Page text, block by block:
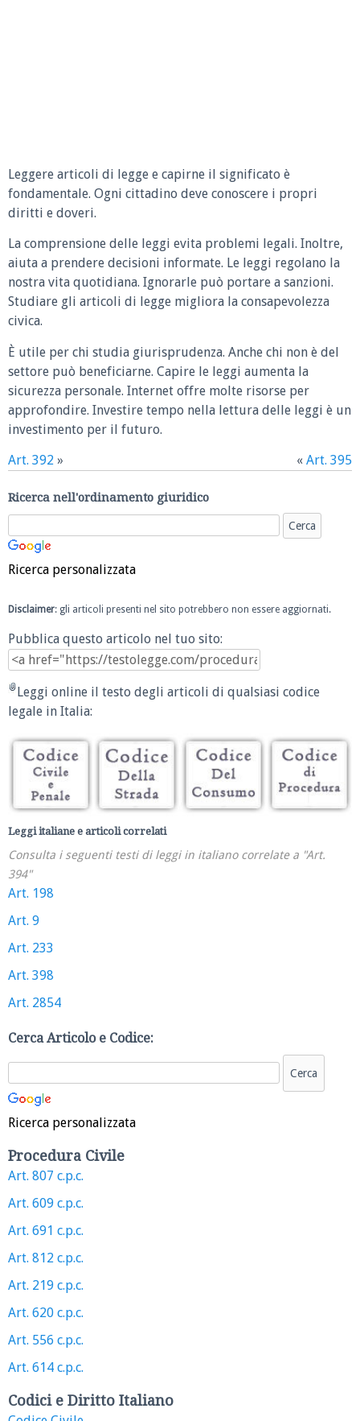
Leggere articoli di legge e capirne il significato è
fondamentale. Ogni cittadino deve conoscere i propri
diritti e doveri.
La comprensione delle leggi evita problemi legali. Inoltre,
aiuta a prendere decisioni informate. Le leggi regolano la
nostra vita quotidiana. Ignorarle può portare a sanzioni.
Studiare gli articoli di legge migliora la consapevolezza
civica.
È utile per chi studia giurisprudenza. Anche chi non è del
settore può beneficiarne. Capire le leggi aumenta la
sicurezza personale. Internet offre molte risorse per
approfondire. Investire tempo nella lettura delle leggi è un
investimento per il futuro.
Art. 392 » « Art. 395
Ricerca nell'ordinamento giuridico
Ricerca personalizzata
Disclaimer: gli articoli presenti nel sito potrebbero non essere aggiornati.
Pubblica questo articolo nel tuo sito:
Leggi online il testo degli articoli di qualsiasi codice
legale in Italia:
Leggi italiane e articoli correlati
Consulta i seguenti testi di leggi in italiano correlate a "Art.
394"
Art. 198
Art. 9
Art. 233
Art. 398
Art. 2854
Cerca Articolo e Codice:
Ricerca personalizzata
Procedura Civile
Art. 807 c.p.c.
Art. 609 c.p.c.
Art. 691 c.p.c.
Art. 812 c.p.c.
Art. 219 c.p.c.
Art. 620 c.p.c.
Art. 556 c.p.c.
Art. 614 c.p.c.
Codici e Diritto Italiano